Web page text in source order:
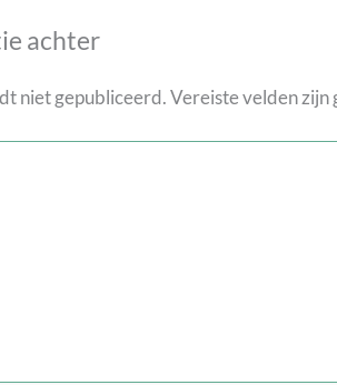
achter
niet gepubliceerd.Vereiste velden